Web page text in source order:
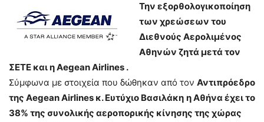
Την εξορθολογικοποίηση
των χρεώσεων του
Διεθνούς Αερολιμένος
Αθηνών ζητά μετά τον
ΣΕΤΕ και η AegeanAirlines .
Σύμφωνα με στοιχεία που δώθηκαν από τον Αντιπρόεδρο
της Aegean Airlines κ. Ευτύχιο Βασιλάκη η Αθήνα έχει το
38% της συνολικής αεροπορικής κίνησης της χώρας